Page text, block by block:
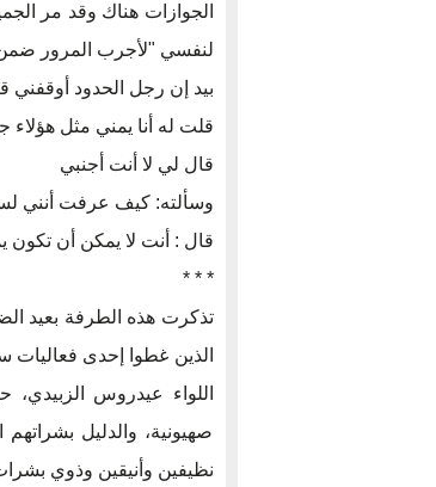
الجوازات هناك وقد مر
لنفسي "لأجرب المرور
بيد إن رجل الحدود أوقفني
قلت له أنا يمني مثل هؤلاء
قال لي لا أنت أجنبي
وسألته: كيف عرفت أنني
قال : أنت لا يمكن أن تكون
* * *
تذكرت هذه الطرفة بعيد
الذين غطوا إحدى فعاليات
اللواء عيدروس
صهيونية، والدليل بشراتهم
نظيفين وأنيقين وذوي بشرات